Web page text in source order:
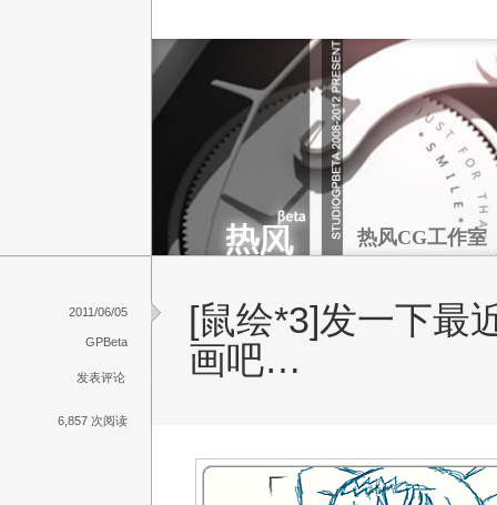
热风CG工作室
[鼠绘*3]发一下最
画吧…
2011/06/05
GPBeta
发表评论
6,857 次阅读